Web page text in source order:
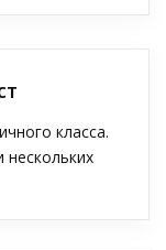
класса.